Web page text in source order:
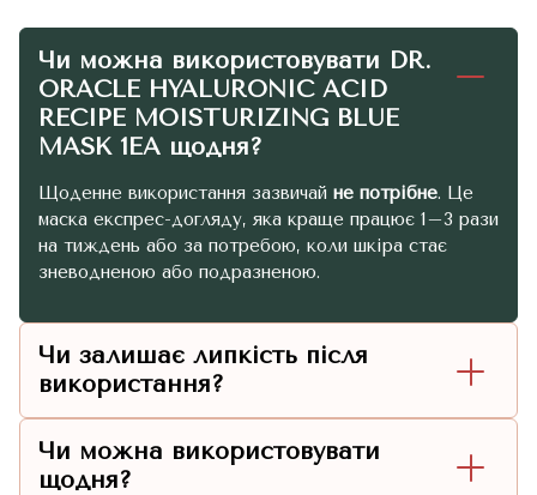
Чи можна використовувати DR.
ORACLE HYALURONIC ACID
RECIPE MOISTURIZING BLUE
MASK 1EA щодня?
Щоденне використання зазвичай не потрібне. Це
маска експрес-догляду, яка краще працює 1–3 рази
на тиждень або за потребою, коли шкіра стає
зневодненою або подразненою.
Чи залишає липкість після
використання?
Чи можна використовувати
щодня?